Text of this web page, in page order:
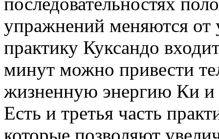
упражнений меняются
практику Куксандо
минут можно привести
жизненную энергию Ки и
Есть и третья часть
которые позволяют